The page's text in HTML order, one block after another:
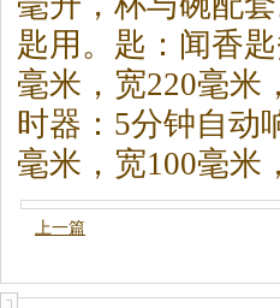
匙用。匙：闻香
毫米，宽220毫米
时器：5分钟自动
毫米，宽100毫米
上一篇